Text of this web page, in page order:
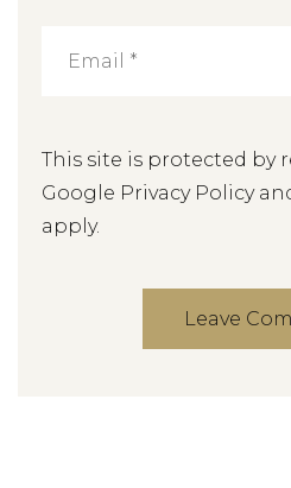
This site is protected by
Google Privacy Policy
apply.